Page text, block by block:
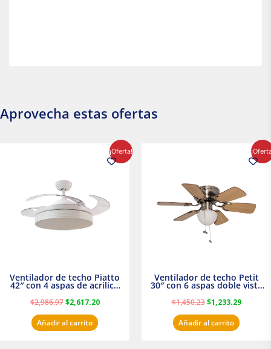
Aprovecha estas ofertas
¡Oferta!
Ventilador de techo Piatto
42″ con 4 aspas de acrilico
transparente
$2,986.97
$2,986.97.
$2,617.20
precio
actual
Añadir al carrito
Ventilador de techo Petit
30″ con 6 aspas doble vista
Satinado Masterfan
$1,450.23
$1,450.23.
$1,233.29
precio
actual
Añadir al carrito